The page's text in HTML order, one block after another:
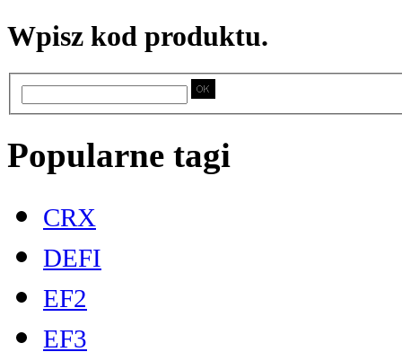
Wpisz kod produktu.
Popularne tagi
CRX
DEFI
EF2
EF3